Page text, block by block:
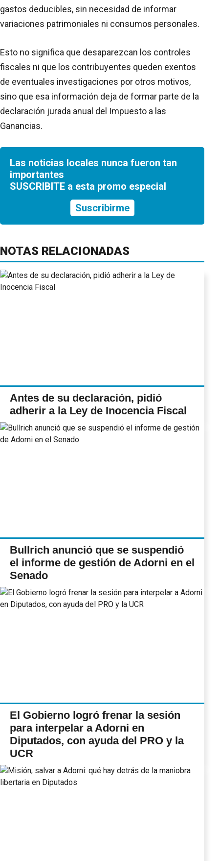
gastos deducibles, sin necesidad de informar
variaciones patrimoniales ni consumos personales.
Esto no significa que desaparezcan los controles
fiscales ni que los contribuyentes queden exentos
de eventuales investigaciones por otros motivos,
sino que esa información deja de formar parte de la
declaración jurada anual del Impuesto a las
Ganancias.
Las noticias locales nunca fueron tan
importantes
SUSCRIBITE a esta promo especial
Suscribirme
NOTAS RELACIONADAS
Antes de su declaración, pidió
adherir a la Ley de Inocencia Fiscal
Bullrich anunció que se suspendió
el informe de gestión de Adorni en el
Senado
El Gobierno logró frenar la sesión
para interpelar a Adorni en
Diputados, con ayuda del PRO y la
UCR